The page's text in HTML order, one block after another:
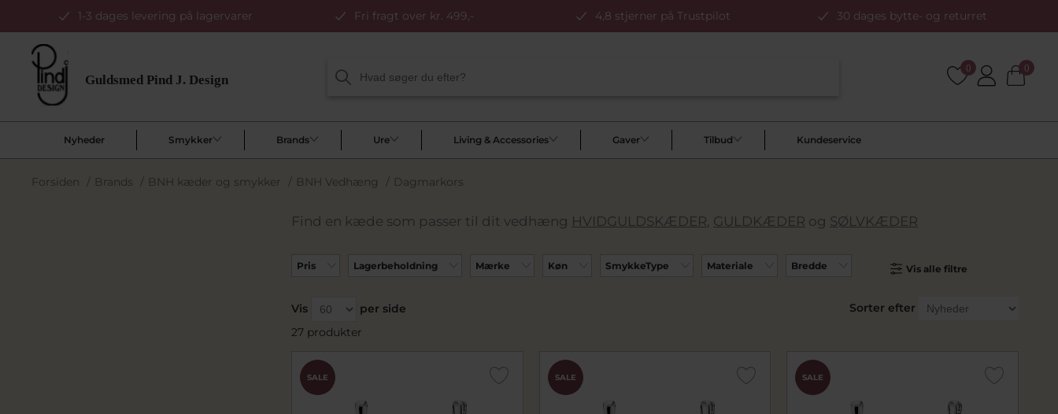
1-3 dages levering på lagervarer Fri fragt over kr. 499,- 4,8 stjerner på Trustpilot 30 dages bytte- og returret
0 0
Nyheder Smykker Brands Ure Living & Accessories Gaver Tilbud Kundeservice
Forsiden / Brands / BNH kæder og smykker / BNH Vedhæng / Dagmarkors
Find en kæde som passer til dit vedhæng HVIDGULDSKÆDER GULDKÆDER og SØLVKÆDER
Pris Lagerbeholdning Mærke Køn SmykkeType Materiale Bredde Vis alle filtre
Sorter efter
Vis
per side
27 produkter
SALE SALE SALE